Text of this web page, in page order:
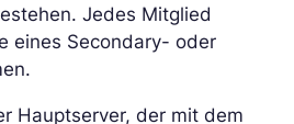
Jedes Mitglied
eines Secondary- oder
Hauptserver, der mit dem